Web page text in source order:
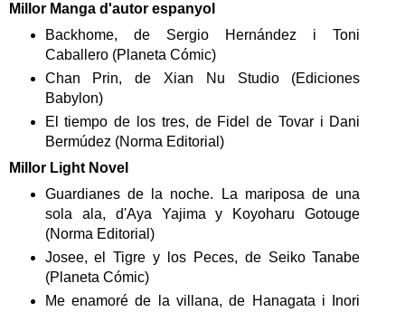
Millor Manga d'autor espanyol
Backhome, de Sergio Hernández i Toni
Caballero (Planeta Cómic)
Chan Prin, de Xian Nu Studio (Ediciones
Babylon)
El tiempo de los tres, de Fidel de Tovar i Dani
Bermúdez (Norma Editorial)
Millor Light Novel
Guardianes de la noche. La mariposa de una
sola ala, d'Aya Yajima y Koyoharu Gotouge
(Norma Editorial)
Josee, el Tigre y los Peces, de Seiko Tanabe
(Planeta Cómic)
Me enamoré de la villana, de Hanagata i Inori